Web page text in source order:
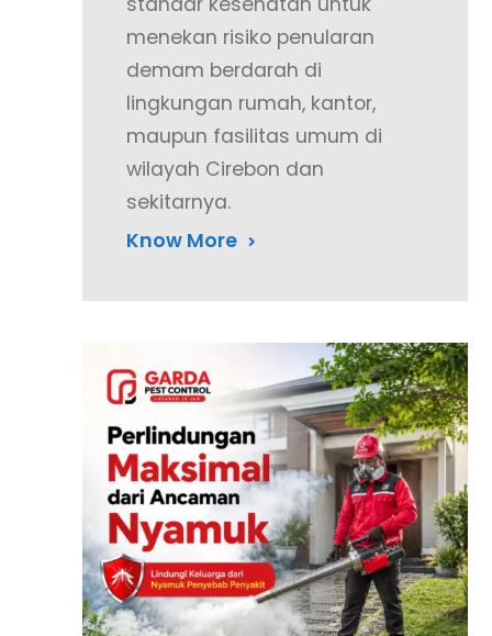
menekan risiko penularan
demam berdarah di
lingkungan rumah, kantor,
maupun fasilitas umum di
wilayah Cirebon dan
sekitarnya.
Know More